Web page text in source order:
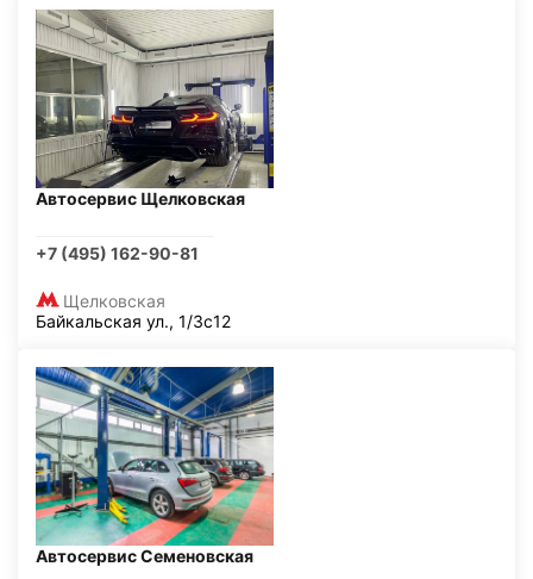
Автосервис Щелковская
+7 (495) 162-90-81
Щелковская
Байкальская ул., 1/3с12
Автосервис Семеновская